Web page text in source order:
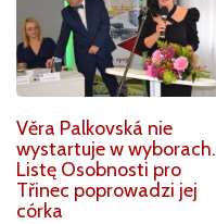
Věra Palkovská nie
wystartuje w wyborach.
Listę Osobnosti pro
Třinec poprowadzi jej
córka